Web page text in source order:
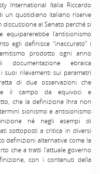
International Italia Riccardo
un quotidiano italiano riserve
discussione al Senato perché si
equiparerebbe l’antisionismo
egli definisce “inaccurato” i
prodotto ogni anno
ebraica
suoi rilevamenti sui parametri
di due osservazioni che
il campo da equivoci e
che la definizione Ihra non
sionismo e antisionismo
né negli esempi di
sottoposti a critica in diversi
definizioni alternative come la
che a tratti l’attuale governo
con i contenuti della